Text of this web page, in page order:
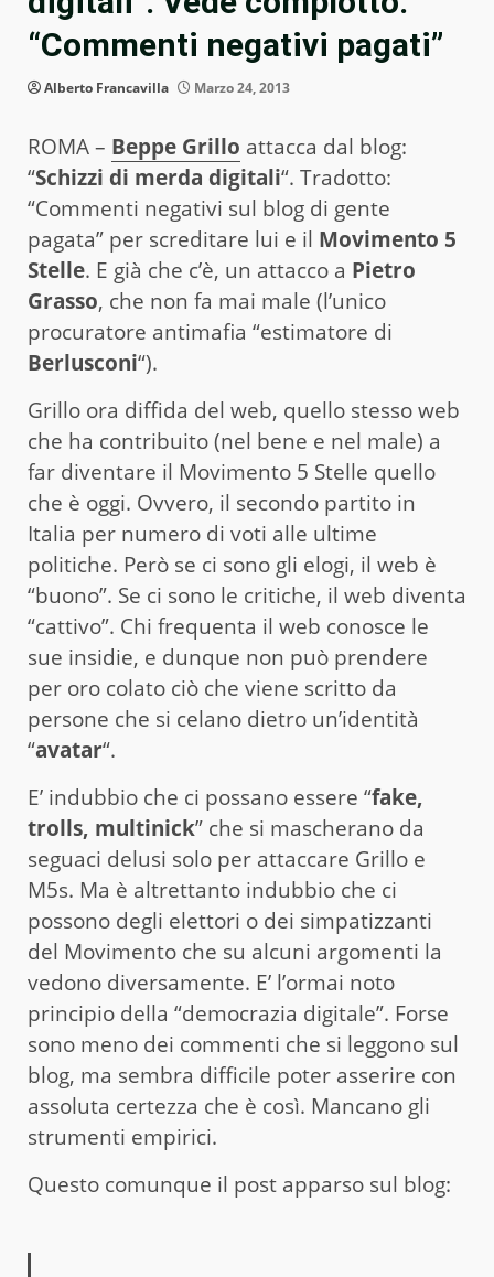
“Commenti negativi pagati”
Alberto Francavilla Marzo 24, 2013
ROMA – Beppe Grillo attacca dal blog:
“Schizzi di merda digitali“. Tradotto:
“Commenti negativi sul blog di gente
pagata” per screditare lui e il Movimento 5
Stelle. E già che c’è, un attacco a Pietro
Grasso, che non fa mai male (l’unico
procuratore antimafia “estimatore di
Berlusconi“).
Grillo ora diffida del web, quello stesso web
che ha contribuito (nel bene e nel male) a
far diventare il Movimento 5 Stelle quello
che è oggi. Ovvero, il secondo partito in
Italia per numero di voti alle ultime
politiche. Però se ci sono gli elogi, il web è
“buono”. Se ci sono le critiche, il web diventa
“cattivo”. Chi frequenta il web conosce le
sue insidie, e dunque non può prendere
per oro colato ciò che viene scritto da
persone che si celano dietro un’identità
“avatar“.
E’ indubbio che ci possano essere “fake,
trolls, multinick” che si mascherano da
seguaci delusi solo per attaccare Grillo e
M5s. Ma è altrettanto indubbio che ci
possono degli elettori o dei simpatizzanti
del Movimento che su alcuni argomenti la
vedono diversamente. E’ l’ormai noto
principio della “democrazia digitale”. Forse
sono meno dei commenti che si leggono sul
blog, ma sembra difficile poter asserire con
assoluta certezza che è così. Mancano gli
strumenti empirici.
Questo comunque il post apparso sul blog: